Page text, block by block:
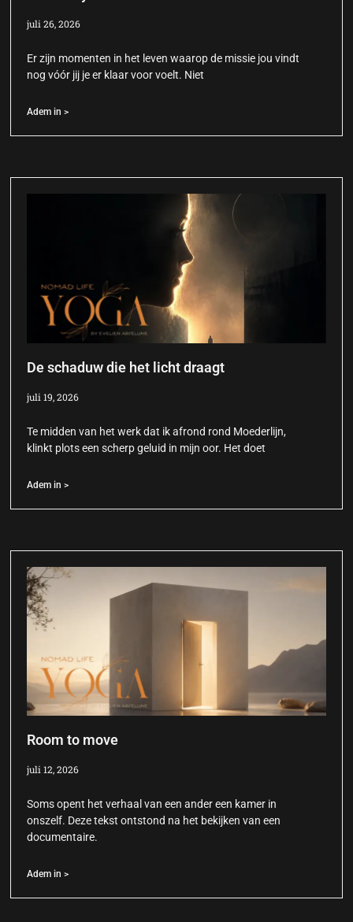
juli 26, 2026
Er zijn momenten in het leven waarop de missie jou vindt
nog vóór jij je er klaar voor voelt. Niet
Adem in >
De schaduw die het licht draagt
juli 19, 2026
Te midden van het werk dat ik afrond rond Moederlijn,
klinkt plots een scherp geluid in mijn oor. Het doet
Adem in >
Room to move
juli 12, 2026
Soms opent het verhaal van een ander een kamer in
onszelf. Deze tekst ontstond na het bekijken van een
documentaire.
Adem in >